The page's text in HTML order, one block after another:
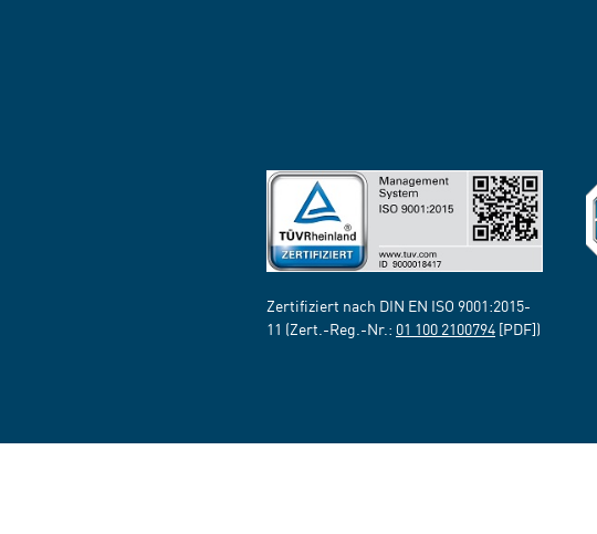
Zertifiziert nach DIN EN ISO 9001:2015-
11 (Zert.-Reg.-Nr.: 01 100 2100794 [PDF])